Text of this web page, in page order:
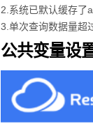
2.系统已默认缓存了
3.单次查询数据量超
公共变量设